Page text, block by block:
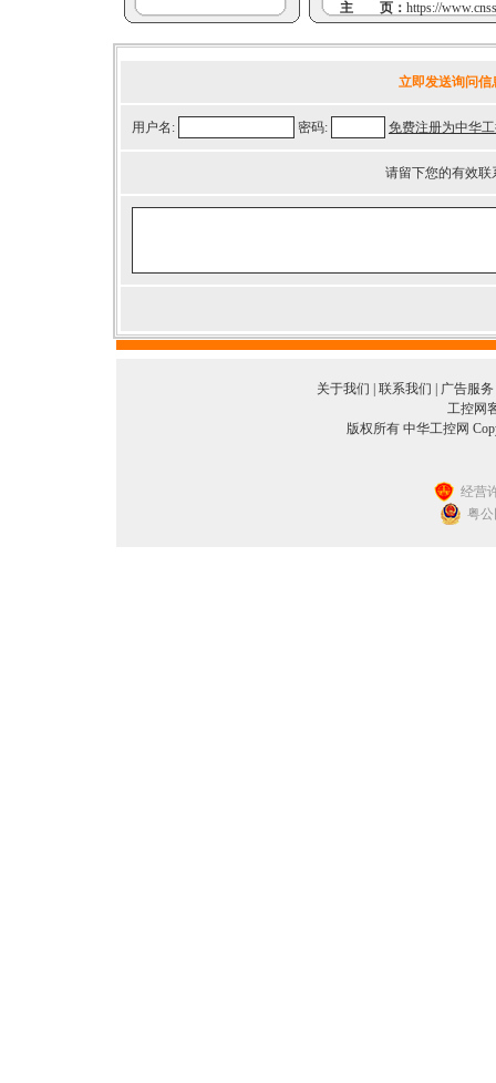
主 页： https://
立即发送询问信
用户名: 密码: 免费注册为中华
请留下您的有效
关于我们 联系我们 广告服务
工控网
版权所有 中华工控网
经营
粤公